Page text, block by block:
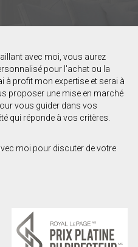
courtier
avec moi, vous aurez
pour l'achat ou la
à profit mon expertise et serai à
proposer une mise en marché
vous guider dans vos
qui réponde à vos critères.
moi pour discuter de votre